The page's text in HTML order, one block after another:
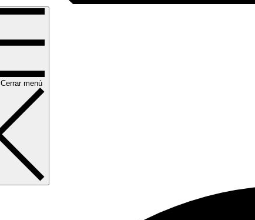
Cerrar menú